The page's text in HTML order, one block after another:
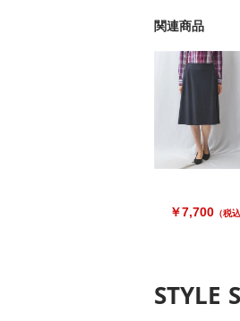
関連商品
￥7,700 （税込
STYLE